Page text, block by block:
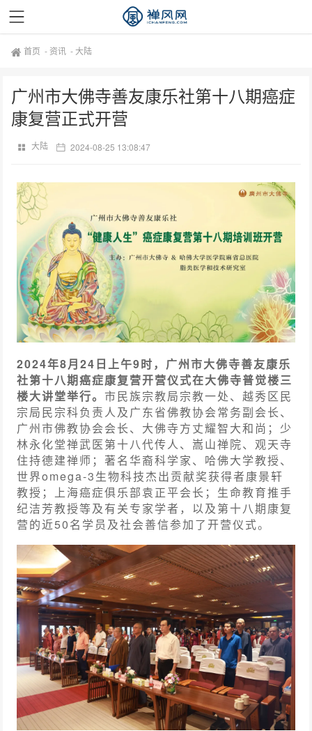
首页 - 资讯 -大陆
广州市大佛寺善友康乐社第十八期癌症
康复营正式开营
大陆 2024-08-25 13:08:47
2024年8月24日上午9时，广州市大佛寺善友康乐
社第十八期癌症康复营开营仪式在大佛寺普觉楼三
楼大讲堂举行。市民族宗教局宗教一处、越秀区民
宗局民宗科负责人及广东省佛教协会常务副会长、
广州市佛教协会会长、大佛寺方丈耀智大和尚；少
林永化堂禅武医第十八代传人、嵩山禅院、观天寺
住持德建禅师；著名华裔科学家、哈佛大学教授、
世界omega-3生物科技杰出贡献奖获得者康景轩
教授；上海癌症俱乐部袁正平会长；生命教育推手
纪洁芳教授等及有关专家学者，以及第十八期康复
营的近50名学员及社会善信参加了开营仪式。